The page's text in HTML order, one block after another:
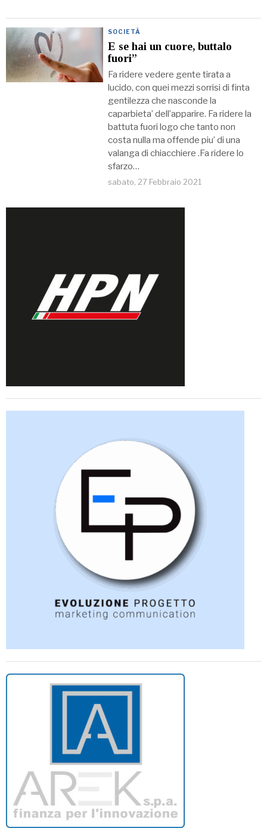
SOCIETÀ
E se hai un cuore, buttalo
fuori”
Fa ridere vedere gente tirata a
lucido, con quei mezzi sorrisi di finta
gentilezza che nasconde la
caparbieta’ dell’apparire. Fa ridere la
battuta fuori logo che tanto non
costa nulla ma offende piu’ di una
valanga di chiacchiere .Fa ridere lo
sfarzo…
sabato, 27 Febbraio 2021